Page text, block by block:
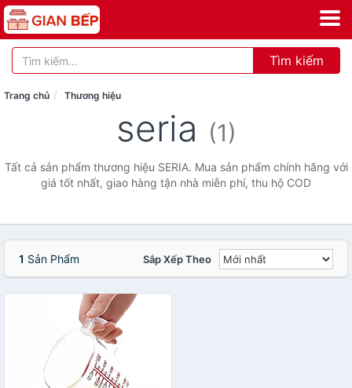
Tìm kiếm
Trang chủ Thương hiệu
seria (1)
Tất cả sản phẩm thương hiệu SERIA. Mua sản phẩm chính hãng với
giá tốt nhất, giao hàng tận nhà miễn phí, thu hộ COD
1 Sản Phẩm Sắp Xếp Theo